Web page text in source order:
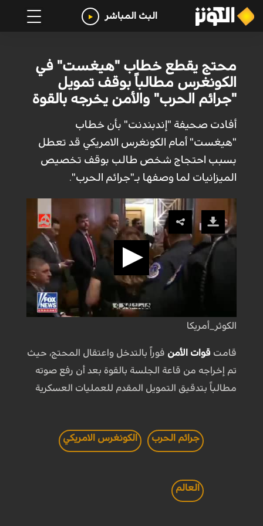
البث المباشر
محتج يقطع خطاب "هيغست" في
الكونغرس مطالباً بوقف تمويل
"جرائم الحرب" والأمن يخرجه بالقوة
أفادت صحيفة "إندبندنت" بأن خطاب
"هيغست" أمام الكونغرس الامريكي قد تعطل
بسبب احتجاج شخص طالب بوقف تخصيص
الميزانيات لما وصفها بـ"جرائم الحرب".
الكوثر_أمريكا
قامت قوات الأمن فوراً بالتدخل واعتقال المحتج، حيث
تم إخراجه من قاعة الجلسة بالقوة بعد أن رفع صوته
مطالباً بتدقيق التمويل المقدم للعمليات العسكرية
جرائم الحرب الكونغرس الامريكي
العالم